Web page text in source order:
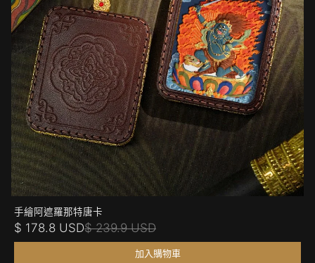
手繪阿遮羅那特唐卡
$ 178.8 USD$ 239.9 USD
加入購物車